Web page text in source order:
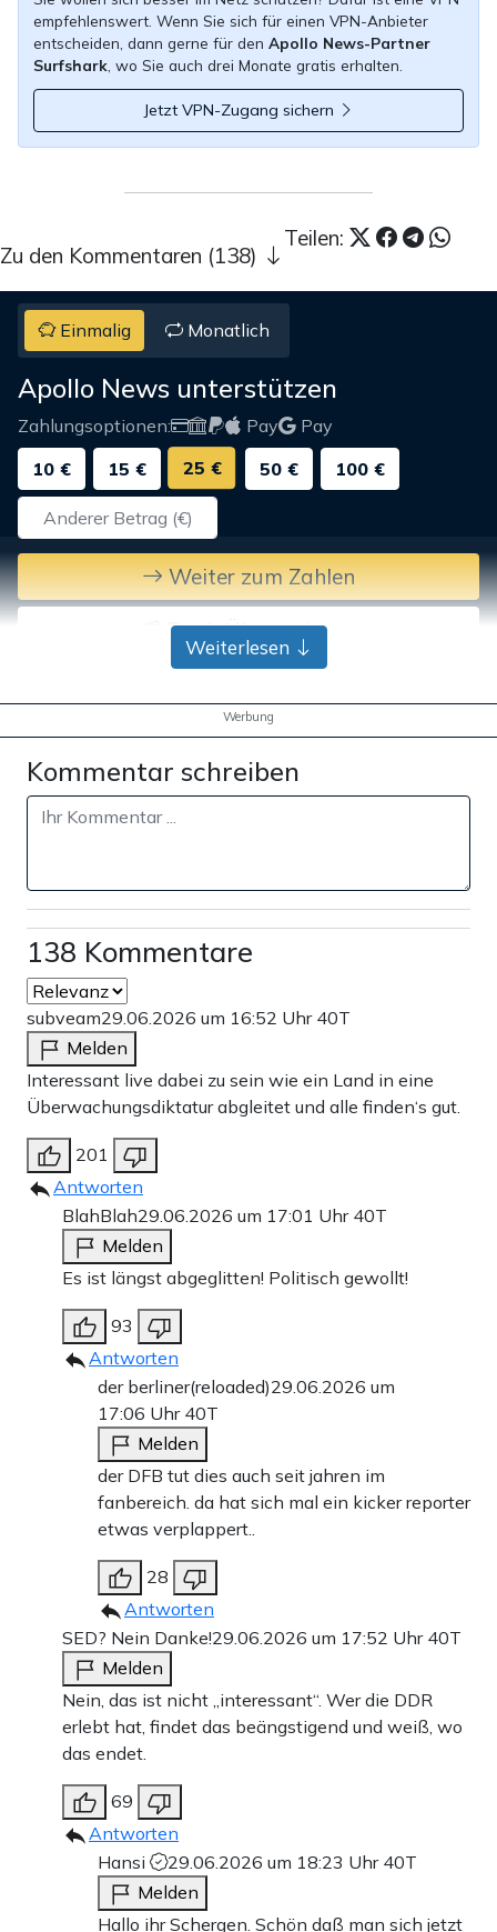
empfehlenswert. Wenn Sie sich für einen VPN-Anbieter
entscheiden, dann gerne für den Apollo News-Partner
Surfshark, wo Sie auch drei Monate gratis erhalten.
Jetzt VPN-Zugang sichern
Teilen:
Zu den Kommentaren (138)
Einmalig Monatlich
Apollo News unterstützen
Zahlungsoptionen: Pay
Pay
10 €
15 € 25 € 50 € 100 €
Weiter zum Zahlen
Bank-Überweisung
Weiterlesen
Werbung
Kommentar schreiben
138 Kommentare
subveam29.06.2026 um 16:52 Uhr 40T
Melden
Interessant live dabei zu sein wie ein Land in eine
Überwachungsdiktatur abgleitet und alle finden‘s gut.
201
Antworten
BlahBlah29.06.2026 um 17:01 Uhr 40T
Melden
Es ist längst abgeglitten! Politisch gewollt!
93
Antworten
der berliner(reloaded)29.06.2026 um
17:06 Uhr 40T
Melden
der DFB tut dies auch seit jahren im
fanbereich. da hat sich mal ein kicker reporter
etwas verplappert..
28
Antworten
SED? Nein Danke!29.06.2026 um 17:52 Uhr 40T
Melden
Nein, das ist nicht „interessant“. Wer die DDR
erlebt hat, findet das beängstigend und weiß, wo
das endet.
69
Antworten
Hansi
29.06.2026 um 18:23 Uhr 40T
Melden
Hallo ihr Schergen. Schön daß man sich jetzt